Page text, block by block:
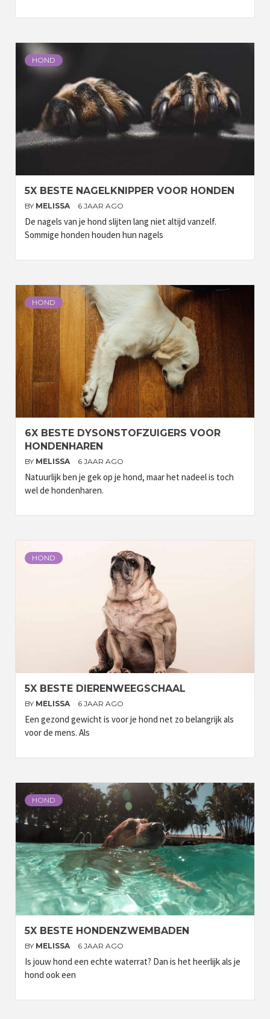
HOND
5X BESTE NAGELKNIPPER VOOR HONDEN
BY MELISSA 6 JAAR AGO
De nagels van je hond slijten lang niet altijd vanzelf.
Sommige honden houden hun nagels
HOND
6X BESTE DYSONSTOFZUIGERS VOOR
HONDENHAREN
BY MELISSA 6 JAAR AGO
Natuurlijk ben je gek op je hond, maar het nadeel is toch
wel de hondenharen.
HOND
5X BESTE DIERENWEEGSCHAAL
BY MELISSA 6 JAAR AGO
Een gezond gewicht is voor je hond net zo belangrijk als
voor de mens. Als
HOND
5X BESTE HONDENZWEMBADEN
BY MELISSA 6 JAAR AGO
Is jouw hond een echte waterrat? Dan is het heerlijk als je
hond ook een